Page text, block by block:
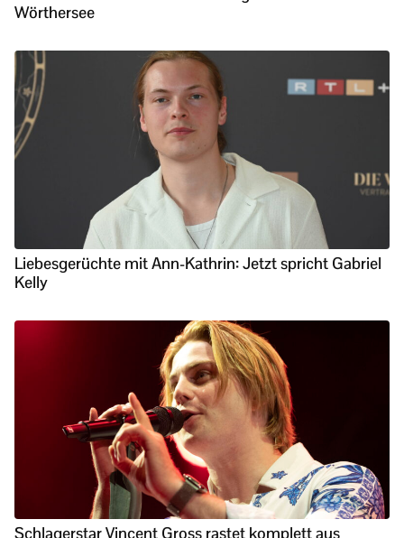
Wörthersee
Liebesgerüchte mit Ann-Kathrin: Jetzt spricht Gabriel
Kelly
Schlagerstar Vincent Gross rastet komplett aus